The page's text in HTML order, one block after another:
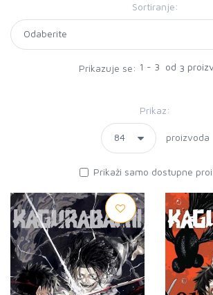
Sortiranje:
Prikazuje se: 1 - 3 od 3
Prikaz:
proizvoda
Prikaži samo dostupne